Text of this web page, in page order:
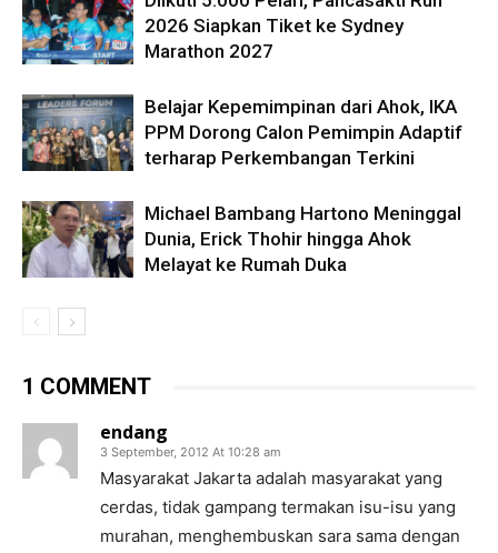
2026 Siapkan Tiket ke Sydney
Marathon 2027
Belajar Kepemimpinan dari Ahok, IKA
PPM Dorong Calon Pemimpin Adaptif
terharap Perkembangan Terkini
Michael Bambang Hartono Meninggal
Dunia, Erick Thohir hingga Ahok
Melayat ke Rumah Duka
1 COMMENT
endang
3 September, 2012 At 10:28 am
Masyarakat Jakarta adalah masyarakat yang
cerdas, tidak gampang termakan isu-isu yang
murahan, menghembuskan sara sama dengan